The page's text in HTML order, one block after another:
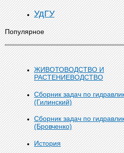
УдГУ
Популярное
ЖИВОТОВОДСТВО И
РАСТЕНИЕВОДСТВО
Сборник задач по
(Гилинский)
Сборник задач по
(Бровченко)
История